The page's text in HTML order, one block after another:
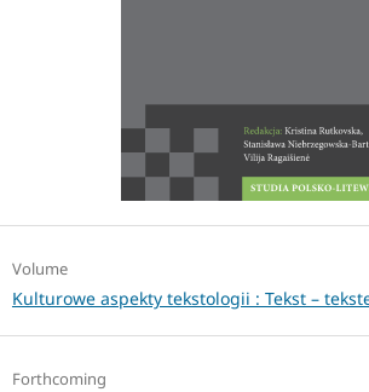
Volume
Kulturowe aspekty tekstologii : Tekst –
Forthcoming